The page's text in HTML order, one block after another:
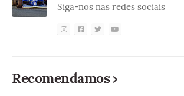
Siga-nos nas redes sociais
Recomendamos